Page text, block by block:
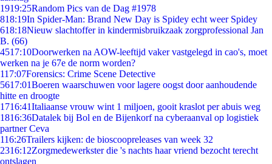
1919:25Random Pics van de Dag #1978
818:19In Spider-Man: Brand New Day is Spidey echt weer Spidey
618:18Nieuw slachtoffer in kindermisbruikzaak zorgprofessional Jan
B. (66)
4517:10Doorwerken na AOW-leeftijd vaker vastgelegd in cao's, moet
werken na je 67e de norm worden?
117:07Forensics: Crime Scene Detective
5617:01Boeren waarschuwen voor lagere oogst door aanhoudende
hitte en droogte
1716:41Italiaanse vrouw wint 1 miljoen, gooit kraslot per abuis weg
1816:36Datalek bij Bol en de Bijenkorf na cyberaanval op logistiek
partner Ceva
116:26Trailers kijken: de bioscoopreleases van week 32
2316:12Zorgmedewerkster die 's nachts haar vriend bezocht terecht
ontslagen